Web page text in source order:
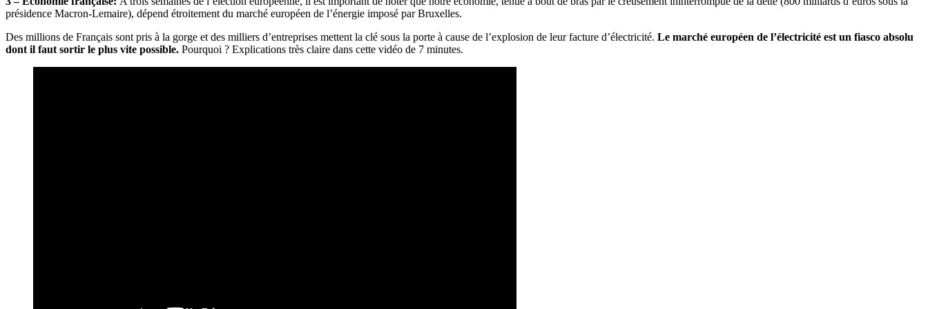
présidence Macron-Lemaire), dépend étroitement du marché européen de l’énergie imposé par Bruxelles.
Des millions de Français sont pris à la gorge et des milliers d’entreprises mettent la clé sous la porte à cause de l’explosion de leur facture d’électricité. Le marché européen de l’électricité est un fiasco absolu
dont il faut sortir le plus vite possible. Pourquoi ? Explications très claire dans cette vidéo de 7 minutes.